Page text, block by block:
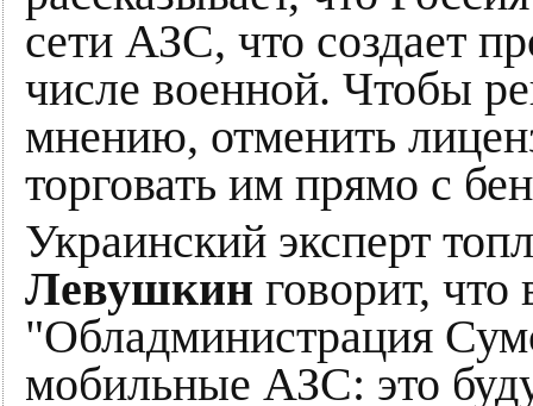
сети АЗС, что создает
числе военной. Чтобы
мнению, отменить
торговать им прямо с
Украинский эксперт
Левушкин говорит,
"Обладминистрация
мобильные АЗС: это